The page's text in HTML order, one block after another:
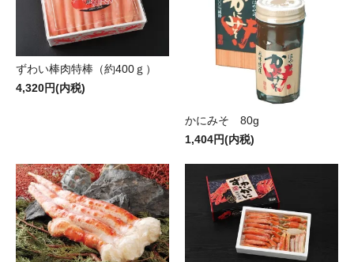
ずわい棒肉特棒（約400ｇ）
4,320円(内税)
かにみそ 80g
1,404円(内税)